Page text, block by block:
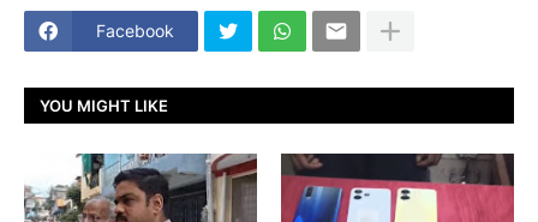
Facebook
YOU MIGHT LIKE